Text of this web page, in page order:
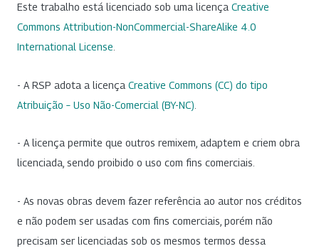
Este trabalho está licenciado sob uma licença Creative
Commons Attribution-NonCommercial-ShareAlike 4.0
International License
- A RSP adota a licença Creative Commons (CC) do tipo
Atribuição – Uso Não-Comercial (BY-NC)
- A licença permite que outros remixem, adaptem e criem obra
licenciada, sendo proibido o uso com fins comerciais.
- As novas obras devem fazer referência ao autor nos créditos
e não podem ser usadas com fins comerciais, porém não
precisam ser licenciadas sob os mesmos termos dessa